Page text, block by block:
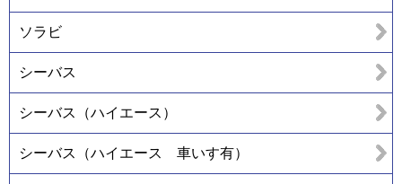
ソラビ
シーバス
シーバス（ハイエース）
シーバス（ハイエース 車いす有）